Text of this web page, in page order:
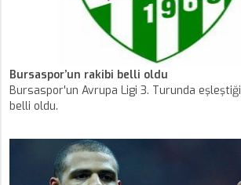
Bursaspor’un rakibi belli oldu
Bursaspor'un Avrupa Ligi 3. Turunda
belli oldu.